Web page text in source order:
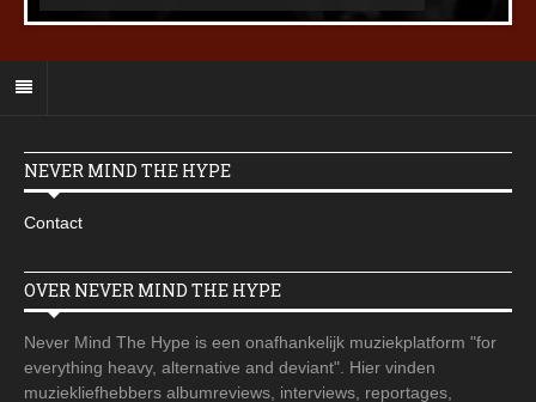
NEVER MIND THE HYPE
Contact
OVER NEVER MIND THE HYPE
Never Mind The Hype is een onafhankelijk muziekplatform "for
everything heavy, alternative and deviant". Hier vinden
muziekliefhebbers albumreviews, interviews, reportages,